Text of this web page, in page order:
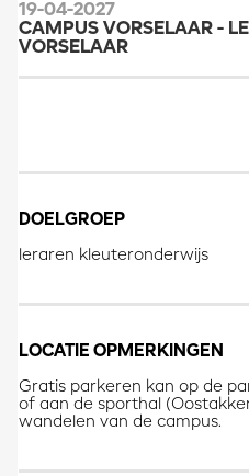
19-04-2027
CAMPUS VORSELAAR -
VORSELAAR
DOELGROEP
leraren kleuteronderwijs
LOCATIE OPMERKINGEN
Gratis parkeren kan op de
of aan de sporthal
wandelen van de campus.